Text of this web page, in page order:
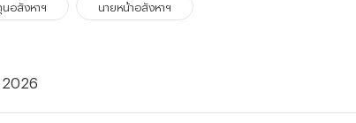
นอสังหาฯ นายหน้าอสังหาฯ
2026